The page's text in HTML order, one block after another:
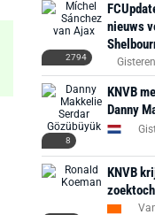
2794
nieuws
8
KNVB
Danny
KNVB